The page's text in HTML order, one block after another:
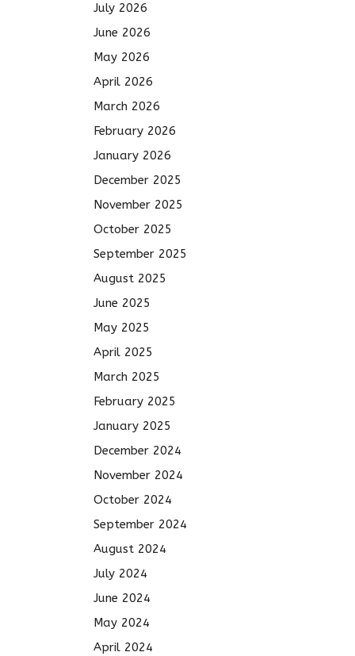
July 2026
June 2026
May 2026
April 2026
March 2026
February 2026
January 2026
December 2025
November 2025
October 2025
September 2025
August 2025
June 2025
May 2025
April 2025
March 2025
February 2025
January 2025
December 2024
November 2024
October 2024
September 2024
August 2024
July 2024
June 2024
May 2024
April 2024